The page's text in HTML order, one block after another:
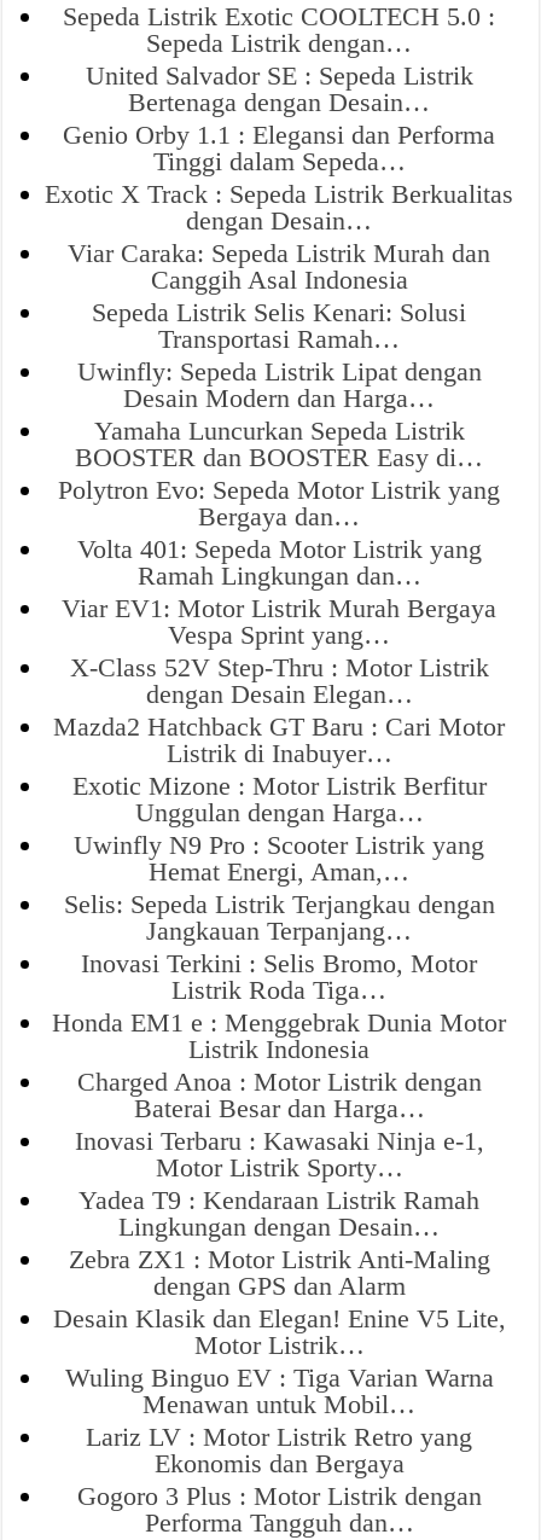
Sepeda Listrik Exotic COOLTECH 5.0 :
Sepeda Listrik dengan…
United Salvador SE : Sepeda Listrik
Bertenaga dengan Desain…
Genio Orby 1.1 : Elegansi dan Performa
Tinggi dalam Sepeda…
Exotic X Track : Sepeda Listrik Berkualitas
dengan Desain…
Viar Caraka: Sepeda Listrik Murah dan
Canggih Asal Indonesia
Sepeda Listrik Selis Kenari: Solusi
Transportasi Ramah…
Uwinfly: Sepeda Listrik Lipat dengan
Desain Modern dan Harga…
Yamaha Luncurkan Sepeda Listrik
BOOSTER dan BOOSTER Easy di…
Polytron Evo: Sepeda Motor Listrik yang
Bergaya dan…
Volta 401: Sepeda Motor Listrik yang
Ramah Lingkungan dan…
Viar EV1: Motor Listrik Murah Bergaya
Vespa Sprint yang…
X-Class 52V Step-Thru : Motor Listrik
dengan Desain Elegan…
Mazda2 Hatchback GT Baru : Cari Motor
Listrik di Inabuyer…
Exotic Mizone : Motor Listrik Berfitur
Unggulan dengan Harga…
Uwinfly N9 Pro : Scooter Listrik yang
Hemat Energi, Aman,…
Selis: Sepeda Listrik Terjangkau dengan
Jangkauan Terpanjang…
Inovasi Terkini : Selis Bromo, Motor
Listrik Roda Tiga…
Honda EM1 e : Menggebrak Dunia Motor
Listrik Indonesia
Charged Anoa : Motor Listrik dengan
Baterai Besar dan Harga…
Inovasi Terbaru : Kawasaki Ninja e-1,
Motor Listrik Sporty…
Yadea T9 : Kendaraan Listrik Ramah
Lingkungan dengan Desain…
Zebra ZX1 : Motor Listrik Anti-Maling
dengan GPS dan Alarm
Desain Klasik dan Elegan! Enine V5 Lite,
Motor Listrik…
Wuling Binguo EV : Tiga Varian Warna
Menawan untuk Mobil…
Lariz LV : Motor Listrik Retro yang
Ekonomis dan Bergaya
Gogoro 3 Plus : Motor Listrik dengan
Performa Tangguh dan…